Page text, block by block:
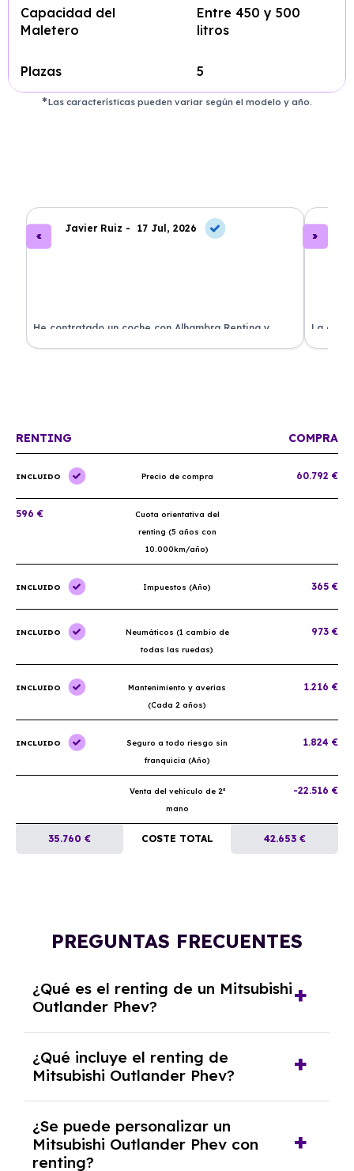
Capacidad del
Maletero
Entre 450 y 500
litros
Plazas 5
Las características pueden variar según el modelo y año.
Javier Ruiz - 17 Jul, 2026
He contratado un coche con Alhambra Renting y
estoy impresionado. Todo ha sido transparente y sin
La
RENTING COMPRA
INCLUIDO Precio de compra 60.792 €
596 €
Cuota orientativa del
renting (5 años con
10.000km/año)
INCLUIDO Impuestos (Año) 365 €
INCLUIDO
Neumáticos (1 cambio de
todas las ruedas)
973 €
INCLUIDO
Mantenimiento y averías
(Cada 2 años)
1.216 €
INCLUIDO
Seguro a todo riesgo sin
franquicia (Año)
1.824 €
Venta del vehículo de 2ª
mano
-22.516 €
35.760 € COSTE TOTAL 42.653 €
PREGUNTAS FRECUENTES
¿Qué es el renting de un Mitsubishi
Outlander Phev?
un contrato de alquiler a largo plazo en el que
pagas una cuota mensual fija por el uso del
coche durante un periodo determinado,
generalmente entre 2 y 5 años.
¿Qué incluye el renting de
Mitsubishi Outlander Phev?
seguro a todo riesgo, mantenimiento,
reparaciones, impuestos, asistencia en
¿Se puede personalizar un
Mitsubishi Outlander Phev con
renting?